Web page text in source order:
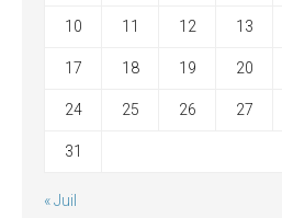
10 11 12 13
17 18 19 20
24 25 26 27
31
« Juil